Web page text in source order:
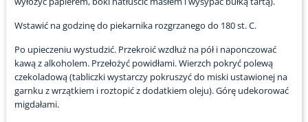
Wstawić na godzinę do piekarnika rozgrzanego do 180 st. C.
Po upieczeniu wystudzić. Przekroić wzdłuż na pół i naponczować
kawą z alkoholem. Przełożyć powidłami. Wierzch pokryć polewą
czekoladową (tabliczki wystarczy pokruszyć do miski ustawionej na
garnku z wrzątkiem i roztopić z dodatkiem oleju). Górę udekorować
migdałami.